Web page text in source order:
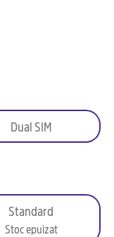
Dual SIM
Standard
Stoc epuizat